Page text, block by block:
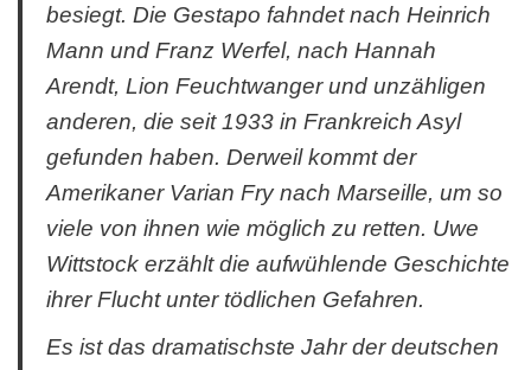
besiegt. Die Gestapo fahndet nach Heinrich
Mann und Franz Werfel, nach Hannah
Arendt, Lion Feuchtwanger und unzähligen
anderen, die seit 1933 in Frankreich Asyl
gefunden haben. Derweil kommt der
Amerikaner Varian Fry nach Marseille, um so
viele von ihnen wie möglich zu retten. Uwe
Wittstock erzählt die aufwühlende Geschichte
ihrer Flucht unter tödlichen Gefahren.
Es ist das dramatischste Jahr der deutschen